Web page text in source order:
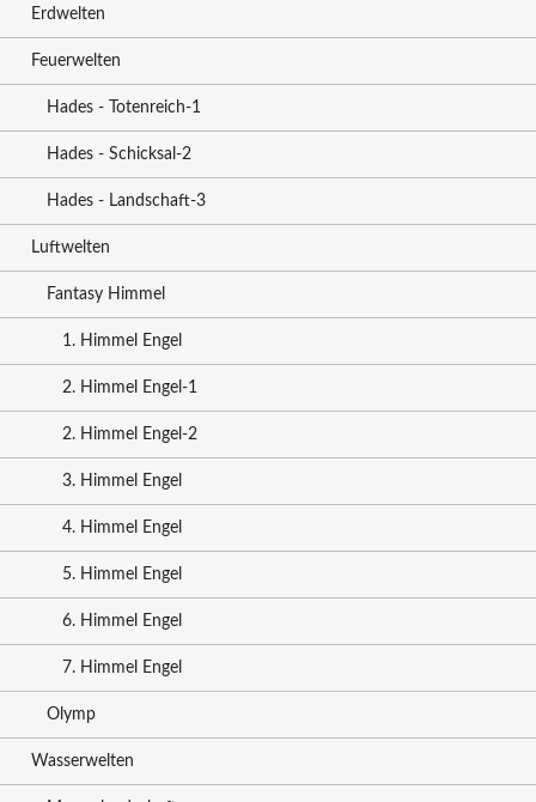
Erdwelten
Feuerwelten
Hades - Totenreich-1
Hades - Schicksal-2
Hades - Landschaft-3
Luftwelten
Fantasy Himmel
1. Himmel Engel
2. Himmel Engel-1
2. Himmel Engel-2
3. Himmel Engel
4. Himmel Engel
5. Himmel Engel
6. Himmel Engel
7. Himmel Engel
Olymp
Wasserwelten